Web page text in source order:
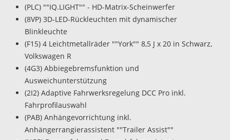
(PLC) ""IQ.LIGHT"" - HD-Matrix-Scheinwerfer
(8VP) 3D-LED-Rückleuchten mit dynamischer
Blinkleuchte
(F15) 4 Leichtmetallräder ""York"" 8,5 J x 20 in Schwarz,
Volkswagen R
(4G3) Abbiegebremsfunktion und
Ausweichunterstützung
(2I2) Adaptive Fahrwerksregelung DCC Pro inkl.
Fahrprofilauswahl
(PAB) Anhängevorrichtung inkl.
Anhängerrangierassistent ""Trailer Assist""